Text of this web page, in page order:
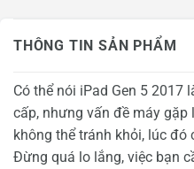
THÔNG TIN SẢN PHẨM
Có thể nói iPad Gen 5 2017
cấp, nhưng vấn đề máy
không thể tránh khỏi, lúc đó
Đừng quá lo lắng, việc bạn